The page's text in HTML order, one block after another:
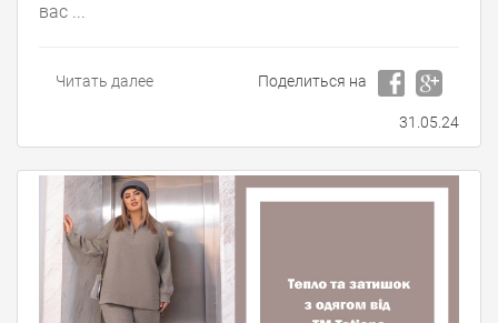
вас ...
Читать далее Поделиться на
31.05.24